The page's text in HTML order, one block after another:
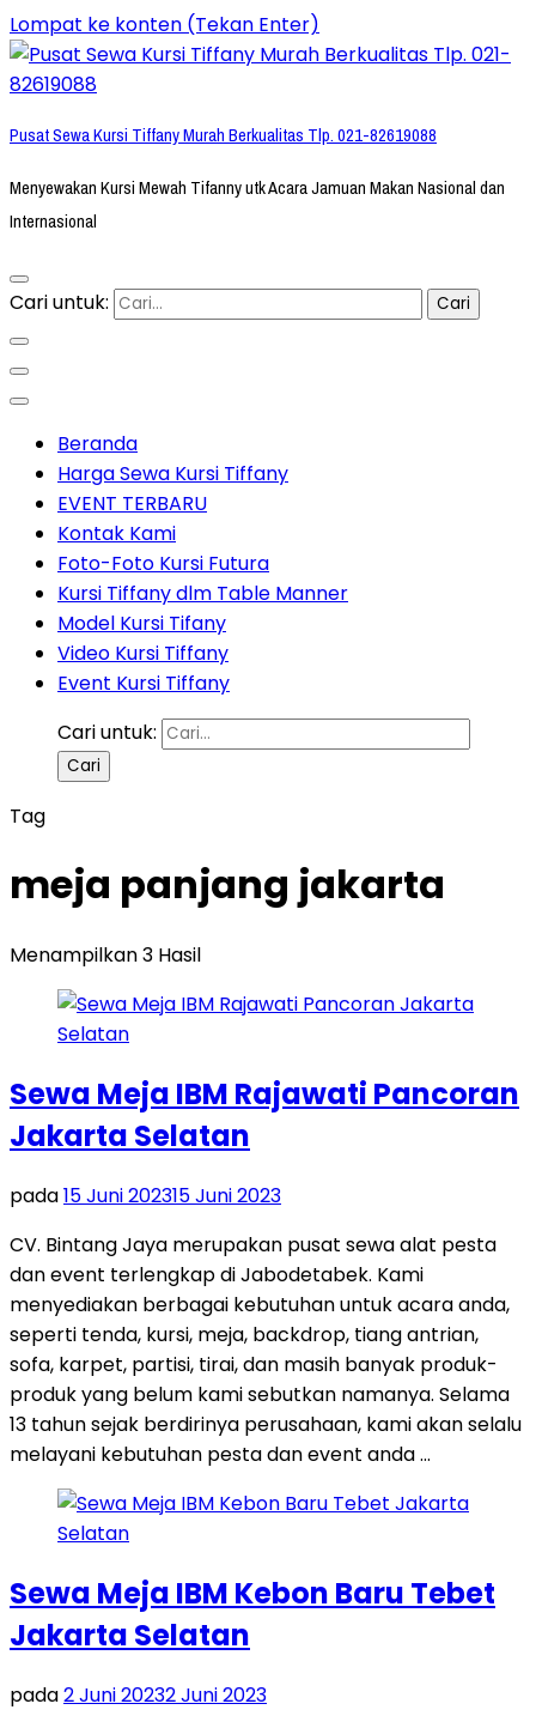
Lompat ke konten (Tekan Enter)
Pusat Sewa Kursi Tiffany Murah Berkualitas Tlp. 021-82619088
Menyewakan Kursi Mewah Tifanny utk Acara Jamuan Makan Nasional dan
Internasional
Cari untuk:
Beranda
Harga Sewa Kursi Tiffany
EVENT TERBARU
Kontak Kami
Foto-Foto Kursi Futura
Kursi Tiffany dlm Table Manner
Model Kursi Tifany
Video Kursi Tiffany
Event Kursi Tiffany
Cari untuk:
Tag
meja panjang jakarta
Menampilkan 3 Hasil
Sewa Meja IBM Rajawati Pancoran
Jakarta Selatan
pada15 Juni 202315 Juni 2023
CV. Bintang Jaya merupakan pusat sewa alat pesta
dan event terlengkap di Jabodetabek. Kami
menyediakan berbagai kebutuhan untuk acara anda,
seperti tenda, kursi, meja, backdrop, tiang antrian,
sofa, karpet, partisi, tirai, dan masih banyak produk-
produk yang belum kami sebutkan namanya. Selama
13 tahun sejak berdirinya perusahaan, kami akan selalu
melayani kebutuhan pesta dan event anda …
Sewa Meja IBM Kebon Baru Tebet
Jakarta Selatan
pada2 Juni 20232 Juni 2023